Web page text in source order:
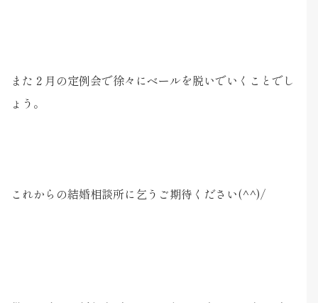
また２月の定例会で徐々にベールを脱いでいくことでし
ょう。
これからの結婚相談所に乞うご期待ください(^^)/